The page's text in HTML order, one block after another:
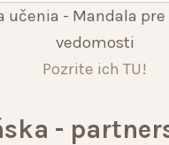
učenia - Mandala
vedomosti
Pozrite ich TU!
-